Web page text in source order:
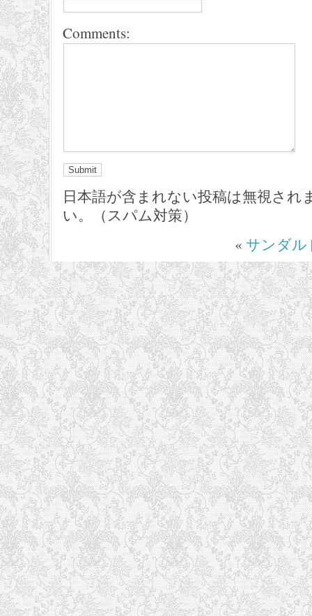
Comments:
日本語が含まれない投稿は無視され
い。（スパム対策）
« サンダル